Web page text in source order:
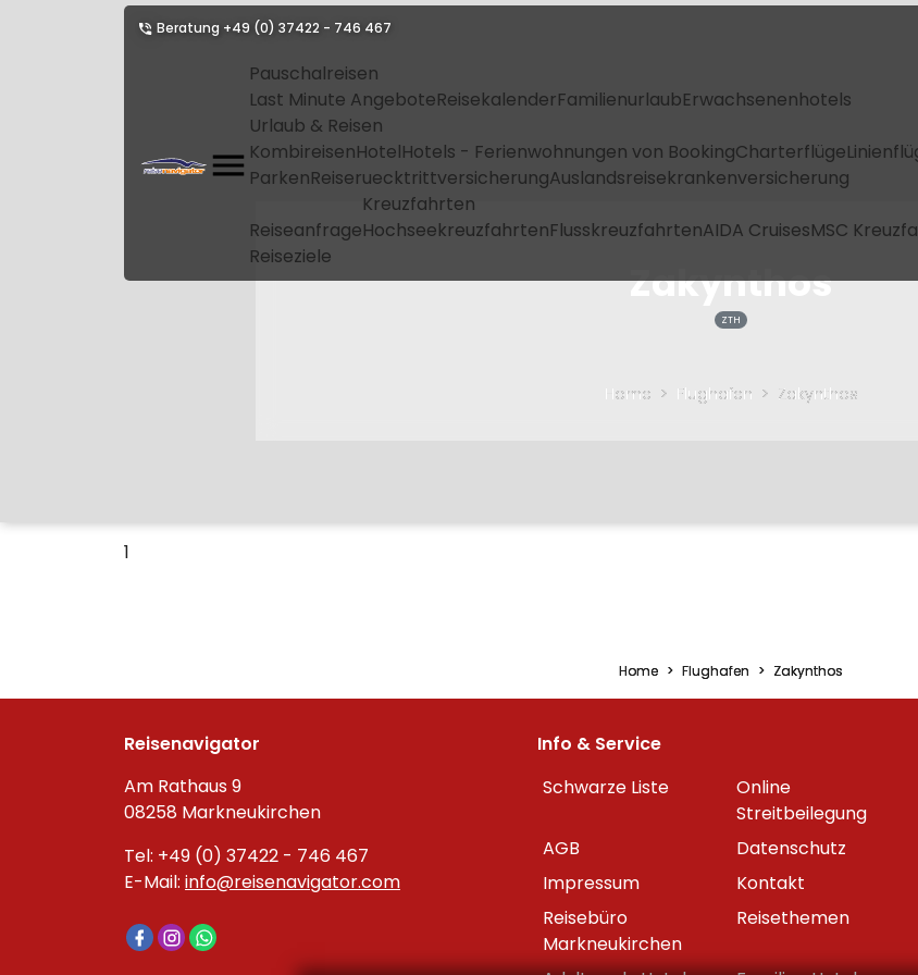
Beratung +49 (0) 37422 - 746 467
Pauschalreisen
Last Minute AngeboteReisekalenderFamilienurlaubErwachsenenhotels
Urlaub & Reisen
KombireisenHotelHotels - Ferienwohnungen von BookingCharterflüge
ParkenReiseruecktrittversicherungAuslandsreisekrankenversicherung
Reiseanfrage
Kreuzfahrten
HochseekreuzfahrtenFlusskreuzfahrtenAIDA CruisesMSC
Reiseziele
Zakynthos
ZTH
Home Flughafen Zakynthos
1
Home Flughafen Zakynthos
Reisenavigator
Am Rathaus 9
08258 Markneukirchen
Tel: +49 (0) 37422 - 746 467
E-Mail: info@reisenavigator.com
Info & Service
Schwarze Liste
Online
Streitbeilegung
AGB
Datenschutz
Impressum
Kontakt
Reisebüro
Markneukirchen
Reisethemen